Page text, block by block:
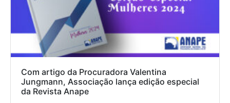
Com artigo da Procuradora Valentina
Jungmann, Associação lança edição especial
da Revista Anape